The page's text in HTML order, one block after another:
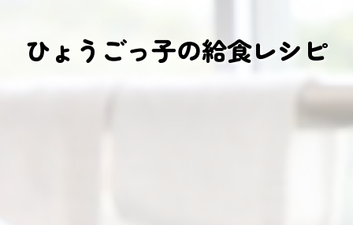
ひょうごっ子の給食レシピ